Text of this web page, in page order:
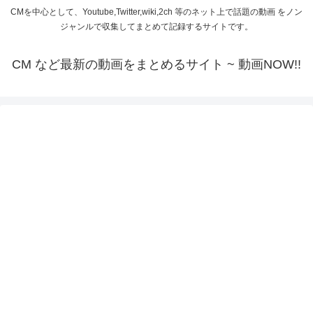
CMを中心として、Youtube,Twitter,wiki,2ch 等のネット上で話題の動画 をノン
ジャンルで収集してまとめて記録するサイトです。
CM など最新の動画をまとめるサイト ~ 動画NOW!!